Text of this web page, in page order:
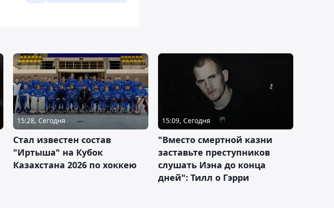
15:28, Сегодня
Стал известен состав
"Иртыша" на Кубок
Казахстана 2026 по хоккею
15:09, Сегодня
"Вместо смертной казни
заставьте преступников
слушать Иэна до конца
дней": Тилл о Гэрри